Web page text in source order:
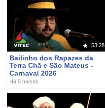
53:28
Bailinho dos Rapazes da
Terra Chã e São Mateus -
Carnaval 2026
Há 5 meses